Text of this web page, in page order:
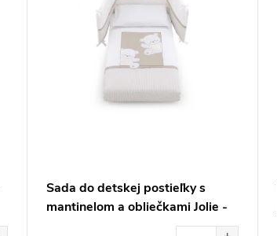
Sada do detskej postieľky s
mantinelom a obliečkami Jolie -